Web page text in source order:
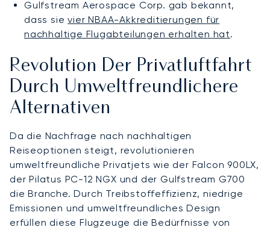
Gulfstream Aerospace Corp. gab bekannt,
dass sievier NBAA-Akkreditierungen für
nachhaltige Flugabteilungen erhalten hat.
Revolution Der Privatluftfahrt
Durch Umweltfreundlichere
Alternativen
Da die Nachfrage nach nachhaltigen
Reiseoptionen steigt, revolutionieren
umweltfreundliche Privatjets wie der Falcon 900LX,
der Pilatus PC-12 NGX und der Gulfstream G700
die Branche. Durch Treibstoffeffizienz, niedrige
Emissionen und umweltfreundliches Design
erfüllen diese Flugzeuge die Bedürfnisse von